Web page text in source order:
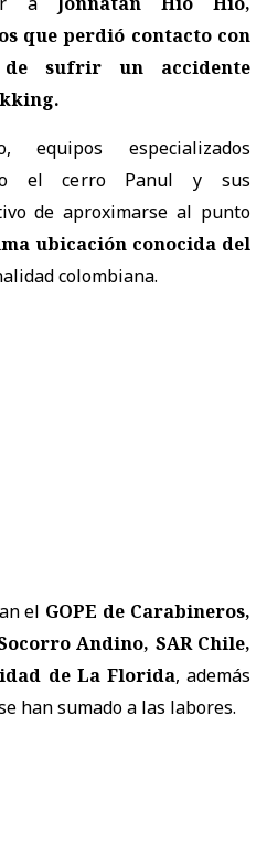
que perdió contacto con
de sufrir un accidente
equipos especializados
el cerro Panul y sus
de aproximarse al punto
ubicación conocida del
colombiana.
el GOPE de Carabineros,
Andino, SAR Chile,
de La Florida, además
han sumado a las labores.